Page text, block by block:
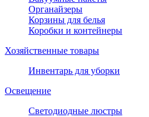
Органайзеры
Корзины для белья
Коробки и контейнеры
Хозяйственные товары
Инвентарь для уборки
Освещение
Светодиодные люстры